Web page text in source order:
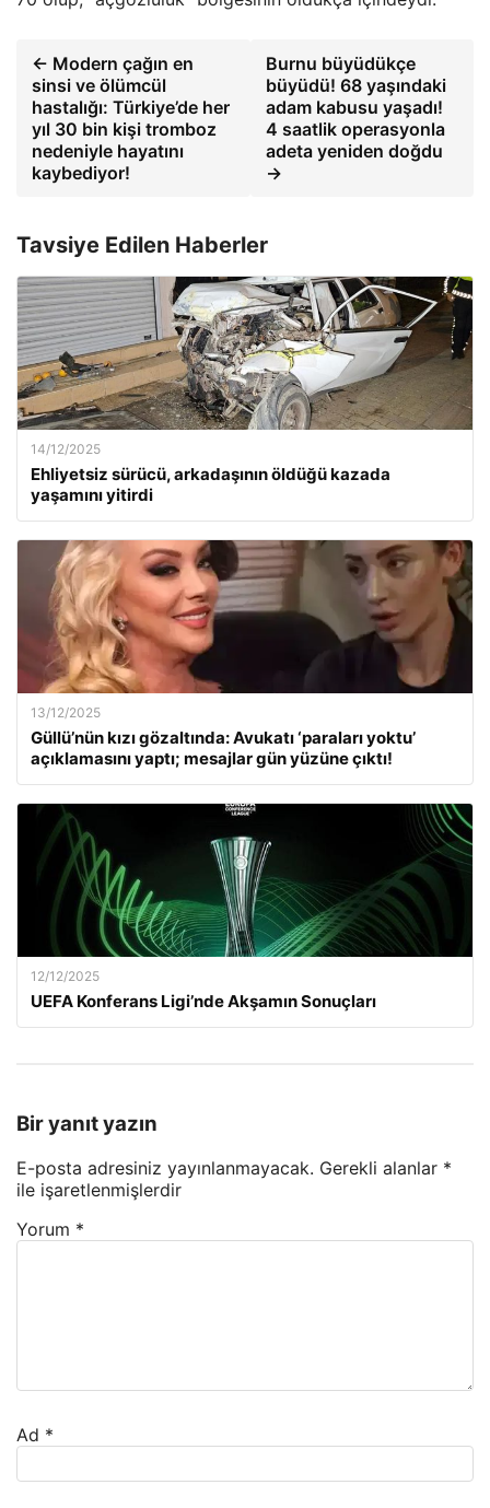
← Modern çağın en
sinsi ve ölümcül
hastalığı: Türkiye’de her
yıl 30 bin kişi tromboz
nedeniyle hayatını
kaybediyor!
Burnu büyüdükçe
büyüdü! 68 yaşındaki
adam kabusu yaşadı!
4 saatlik operasyonla
adeta yeniden doğdu
→
Tavsiye Edilen Haberler
14/12/2025
Ehliyetsiz sürücü, arkadaşının öldüğü kazada
yaşamını yitirdi
13/12/2025
Güllü’nün kızı gözaltında: Avukatı ‘paraları yoktu’
açıklamasını yaptı; mesajlar gün yüzüne çıktı!
12/12/2025
UEFA Konferans Ligi’nde Akşamın Sonuçları
Bir yanıt yazın
E-posta adresiniz yayınlanmayacak. Gerekli alanlar *
ile işaretlenmişlerdir
Yorum *
Ad *